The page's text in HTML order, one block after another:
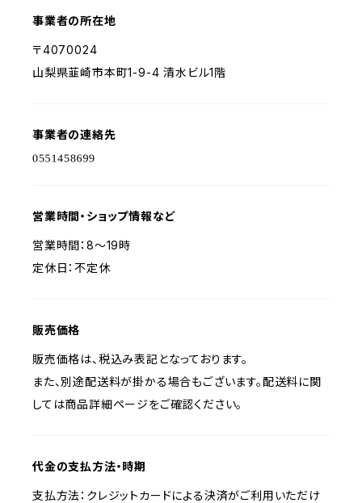
事業者の所在地
〒4070024
山梨県韮崎市本町1-9-4 清水ビル1階
事業者の連絡先
営業時間・ショップ情報など
営業時間：8～19時
定休日：不定休
販売価格
販売価格は、税込み表記となっております。
また、別途配送料が掛かる場合もございます。配送料に関
しては商品詳細ページをご確認ください。
代金の支払方法・時期
支払方法：クレジットカードによる決済がご利用いただけ